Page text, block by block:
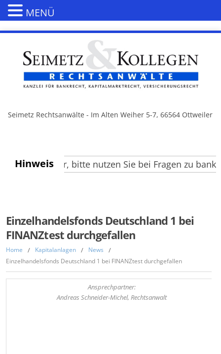
Seimetz Rechtsanwälte - Im Alten Weiher 5-7, 66564 Ottweiler
Hinweis
Besucher, bitte nutzen Sie bei Fragen zu bank-
Einzelhandelsfonds Deutschland 1 bei
FINANZtest durchgefallen
Home / Kapitalanlagen / News /
Einzelhandelsfonds Deutschland 1 bei FINANZtest durchgefallen
Ansprechpartner:
Andreas Schneider-Michel, Rechtsanwalt
MENÜ